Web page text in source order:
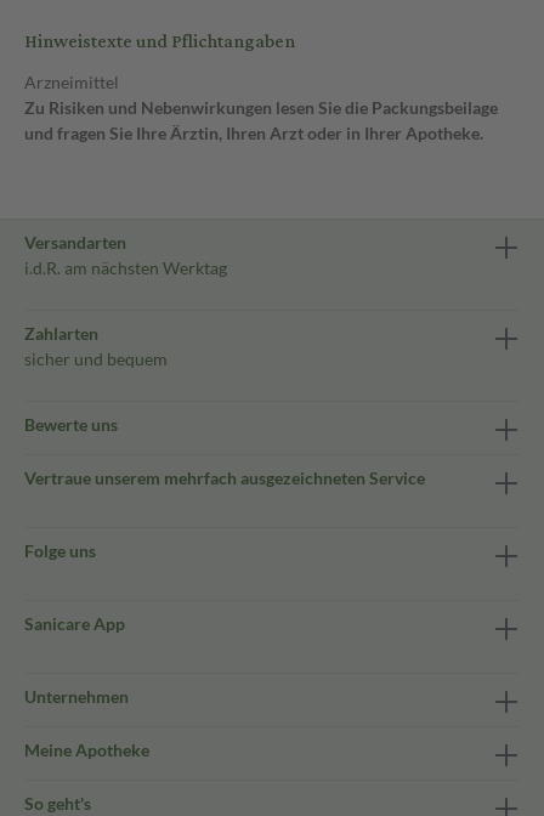
Hinweistexte und Pflichtangaben
Arzneimittel
Zu Risiken und Nebenwirkungen lesen Sie die Packungsbeilage
und fragen Sie Ihre Ärztin, Ihren Arzt oder in Ihrer Apotheke.
Versandarten
i.d.R. am nächsten Werktag
Zahlarten
sicher und bequem
Bewerte uns
Vertraue unserem mehrfach ausgezeichneten Service
Folge uns
Sanicare App
Unternehmen
Meine Apotheke
So geht's